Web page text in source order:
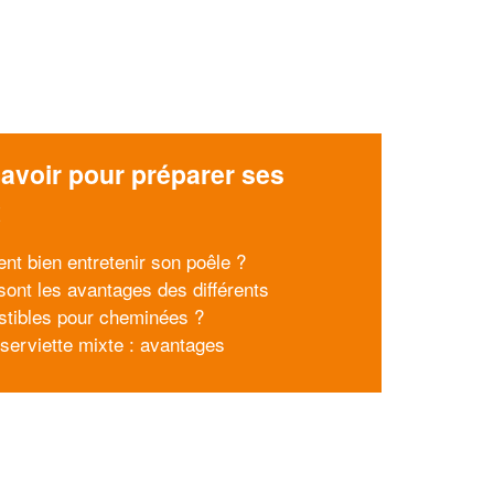
pour préparer ses
bien entretenir son poêle ?
les avantages des différents
pour cheminées ?
mixte : avantages